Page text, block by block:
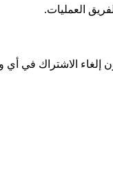
العمليات.
إلغاء الاشتراك في